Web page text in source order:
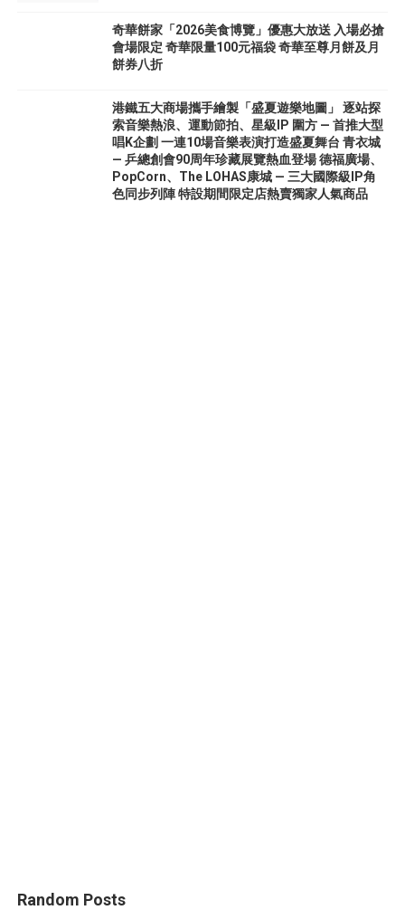
奇華餅家「2026美食博覽」優惠大放送 入場必搶
會場限定 奇華限量100元福袋 奇華至尊月餅及月
餅券八折
港鐵五大商場攜手繪製「盛夏遊樂地圖」 逐站探
索音樂熱浪、運動節拍、星級IP 圍方 — 首推大型
唱K企劃 一連10場音樂表演打造盛夏舞台 青衣城
— 乒總創會90周年珍藏展覽熱血登場 德福廣場、
PopCorn、The LOHAS康城 — 三大國際級IP角
色同步列陣 特設期間限定店熱賣獨家人氣商品
Random Posts